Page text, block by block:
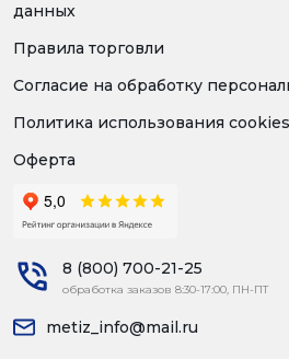
данных
Правила торговли
Согласие на обработку
Политика использования cookies
Оферта
8 (800) 700-21-25
обработка заказов 8:30-17:00, ПН-ПТ
metiz_info@mail.ru